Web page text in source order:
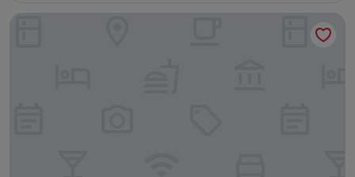
SureStay Hotel by Best Western The Clarence on Melville